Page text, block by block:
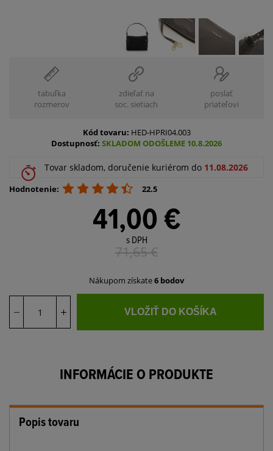
tabuľka
rozmerov
zdieľať na
soc. sietiach
poslať
priateľovi
Kód tovaru: HED-HPRI04.003
Dostupnosť: SKLADOM ODOŠLEME 10.8.2026
Tovar skladom, doručenie kuriérom do 11.08.2026
Hodnotenie: 22.5
41,00 €
s DPH
71,65€
Nákupom získate6 bodov
VLOŽIŤ DO KOŠÍKA
INFORMÁCIE O PRODUKTE
Popis tovaru